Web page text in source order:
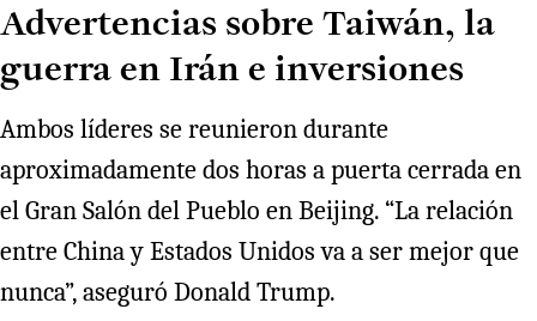
Advertencias sobre Taiwán, la
guerra en Irán e inversiones
Ambos líderes se reunieron durante
aproximadamente dos horas a puerta cerrada en
el Gran Salón del Pueblo en Beijing. “La relación
entre China y Estados Unidos va a ser mejor que
nunca”, aseguró Donald Trump.